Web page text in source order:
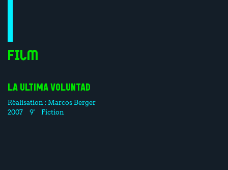
Film
LA ULTIMA VOLUNTAD
Réalisation : Marcos Berger
2007
9' Fiction